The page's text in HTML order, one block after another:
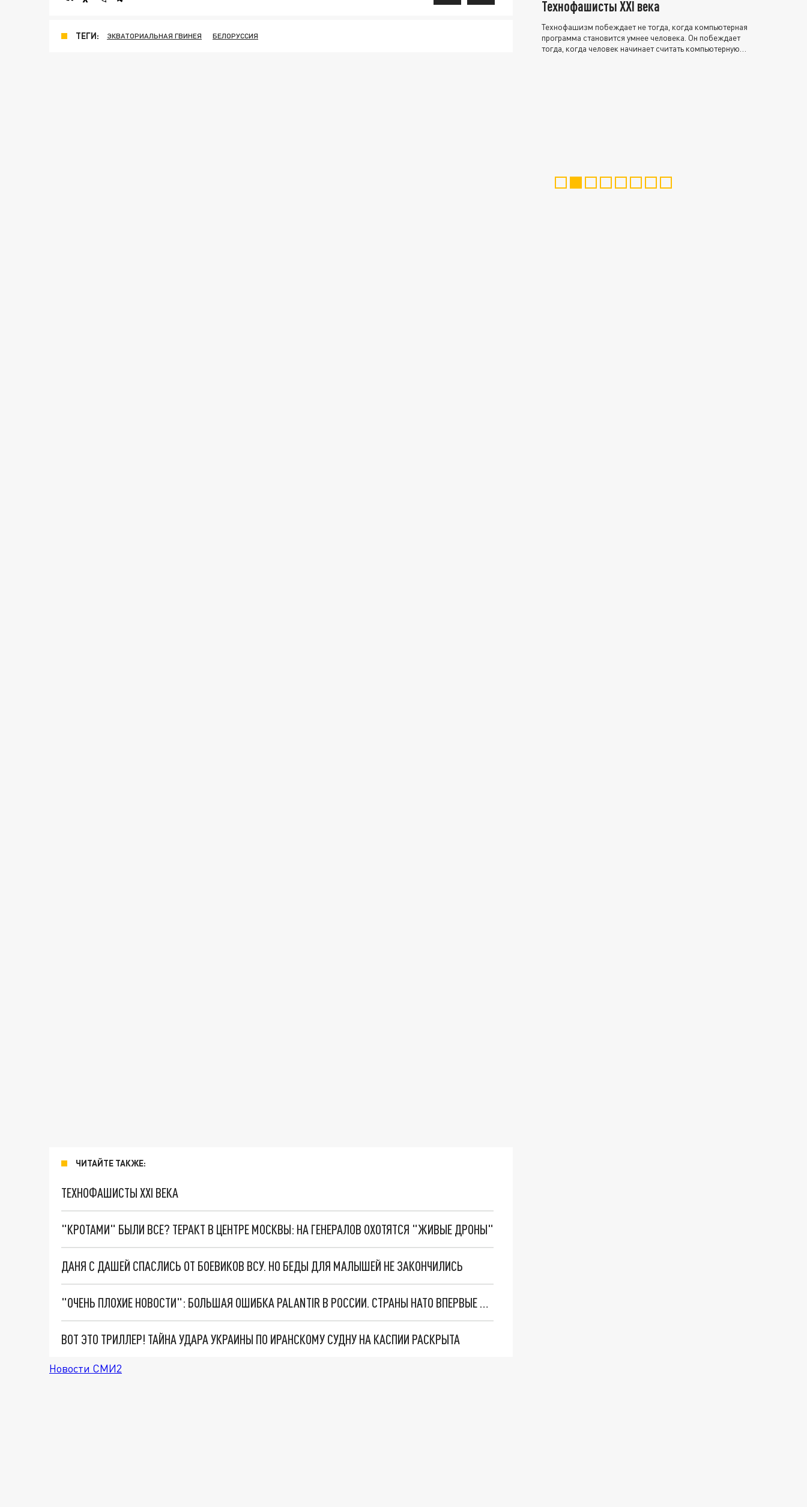
ТЕГИ: ЭКВАТОРИАЛЬНАЯ ГВИНЕЯ БЕЛОРУССИЯ
ЧИТАЙТЕ ТАКЖЕ:
ТЕХНОФАШИСТЫ XXI ВЕКА
"КРОТАМИ" БЫЛИ ВСЕ? ТЕРАКТ В ЦЕНТРЕ МОСКВЫ: НА ГЕНЕРАЛОВ ОХОТЯТСЯ "ЖИВЫЕ ДРОНЫ"
ДАНЯ С ДАШЕЙ СПАСЛИСЬ ОТ БОЕВИКОВ ВСУ. НО БЕДЫ ДЛЯ МАЛЫШЕЙ НЕ ЗАКОНЧИЛИСЬ
"ОЧЕНЬ ПЛОХИЕ НОВОСТИ": БОЛЬШАЯ ОШИБКА PALANTIR В РОССИИ. СТРАНЫ НАТО ВПЕРВЫЕ ЗА СВО ОСТАНОВИЛИ ПОСТАВКИ ОРУЖИЯ. ВСУ ТЕРЯЮТ ПРИГРАНИЧЬЕ?
ВОТ ЭТО ТРИЛЛЕР! ТАЙНА УДАРА УКРАИНЫ ПО ИРАНСКОМУ СУДНУ НА КАСПИИ РАСКРЫТА
Новости СМИ2
Технофашисты XXI века
Технофашизм побеждает не тогда, когда компьютерная
программа становится умнее человека. Он побеждает
тогда, когда человек начинает считать компьютерную